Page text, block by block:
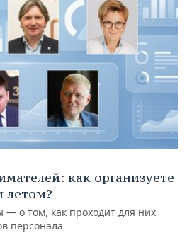
как организуете
летом?
— о том, как проходит для них
персонала